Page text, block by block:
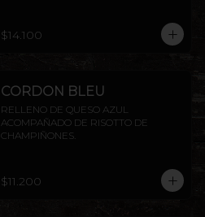
$14.100
CORDON BLEU
RELLENO DE QUESO AZUL
ACOMPAÑADO DE RISOTTO DE
CHAMPIÑONES.
$11.200